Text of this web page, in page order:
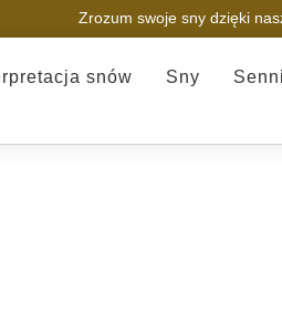
Zrozum swoje sny dzięki
snów Sny